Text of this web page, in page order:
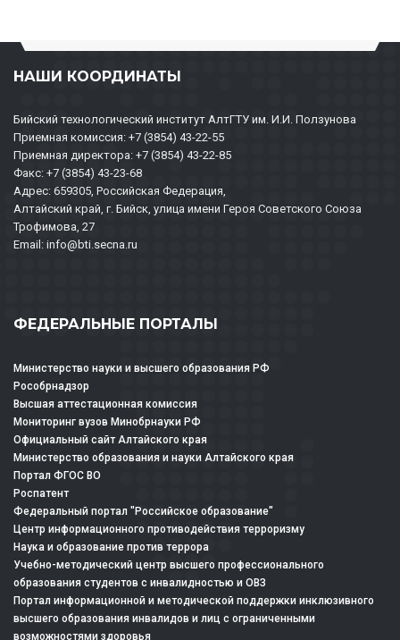
НАШИ КООРДИНАТЫ
Бийский технологический институт АлтГТУ им. И.И. Ползунова
Приемная комиссия: +7 (3854) 43-22-55
Приемная директора: +7 (3854) 43-22-85
Факс: +7 (3854) 43-23-68
Адрес: 659305, Российская Федерация,
Алтайский край, г. Бийск, улица имени Героя Советского Союза
Трофимова, 27
Email: info@bti.secna.ru
ФЕДЕРАЛЬНЫЕ ПОРТАЛЫ
Министерство науки и высшего образования РФ
Рособрнадзор
Высшая аттестационная комиссия
Мониторинг вузов Минобрнауки РФ
Официальный сайт Алтайского края
Министерство образования и науки Алтайского края
Портал ФГОС ВО
Роспатент
Федеральный портал "Российское образование"
Центр информационного противодействия терроризму
Наука и образование против террора
Учебно-методический центр высшего профессионального
образования студентов с инвалидностью и ОВЗ
Портал информационной и методической поддержки инклюзивного
высшего образования инвалидов и лиц с ограниченными
возможностями здоровья